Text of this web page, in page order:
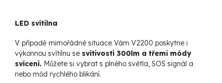
LED svítilna
V případě mimořádné situace Vám V2200 poskytne i
výkonnou svítilnu se svítivostí 300lm a třemi módy
svícení. Můžete si vybrat s plného světla, SOS signál a
nebo mód rychlého blikání.